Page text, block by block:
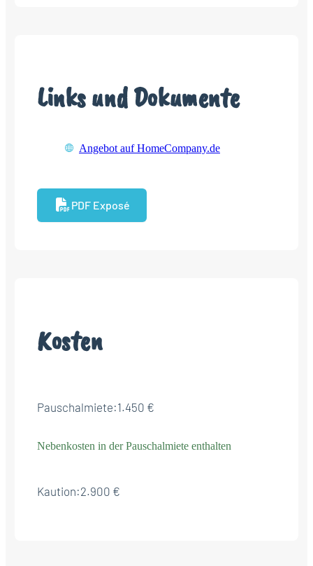
Links und Dokumente
Angebot auf HomeCompany.de
PDF Exposé
Kosten
Pauschalmiete:1.450 €
Nebenkosten in der Pauschalmiete enthalten
Kaution:2.900 €